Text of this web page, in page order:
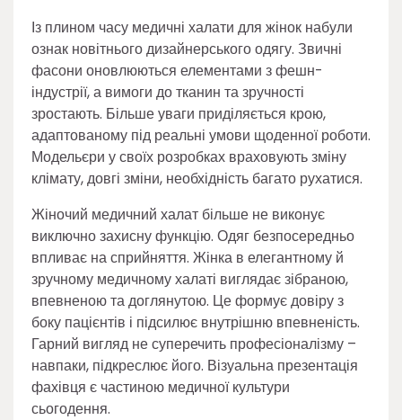
Із плином часу медичні халати для жінок набули
ознак новітнього дизайнерського одягу. Звичні
фасони оновлюються елементами з фешн-
індустрії, а вимоги до тканин та зручності
зростають. Більше уваги приділяється крою,
адаптованому під реальні умови щоденної роботи.
Модельєри у своїх розробках враховують зміну
клімату, довгі зміни, необхідність багато рухатися.
Жіночий медичний халат більше не виконує
виключно захисну функцію. Одяг безпосередньо
впливає на сприйняття. Жінка в елегантному й
зручному медичному халаті виглядає зібраною,
впевненою та доглянутою. Це формує довіру з
боку пацієнтів і підсилює внутрішню впевненість.
Гарний вигляд не суперечить професіоналізму –
навпаки, підкреслює його. Візуальна презентація
фахівця є частиною медичної культури
сьогодення.